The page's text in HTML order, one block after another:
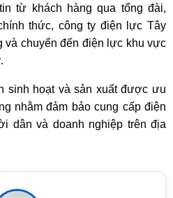
từ khách hàng qua tổng đài,
thức, công ty điện lực Tây
và chuyển đến điện lực khu vực
sinh hoạt và sản xuất được ưu
nhằm đảm bảo cung cấp điện
dân và doanh nghiệp trên địa